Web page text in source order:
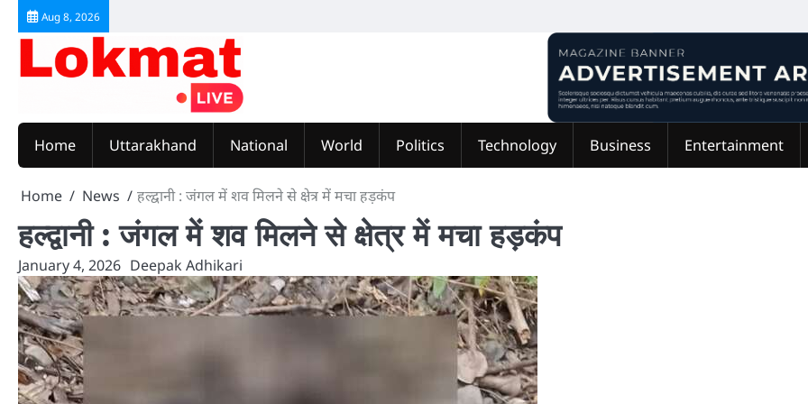
Skip
Aug 8, 2026
Home Uttarakhand National World Politics Technology Business Entertainment
Home News हल्द्वानी : जंगल में शव मिलने से क्षेत्र में मचा हड़कंप
हल्द्वानी : जंगल में शव मिलने से क्षेत्र में मचा हड़कंप
January 4, 2026 Deepak Adhikari